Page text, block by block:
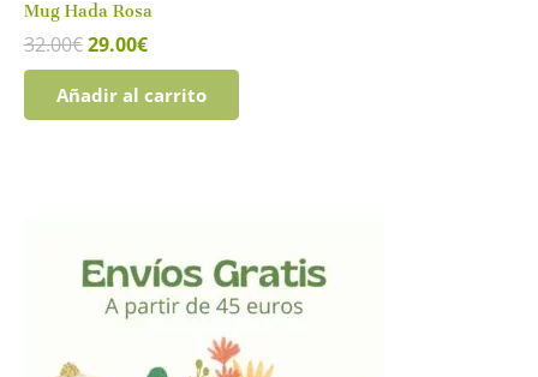
Mug Hada Rosa
32.00€ El
precio
original
era:
29.00€El
precio
actual
es:
Añadir al carrito